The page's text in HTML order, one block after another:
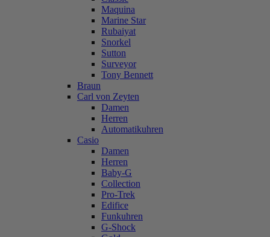
Maquina
Marine Star
Rubaiyat
Snorkel
Sutton
Surveyor
Tony Bennett
Braun
Carl von Zeyten
Damen
Herren
Automatikuhren
Casio
Damen
Herren
Baby-G
Collection
Pro-Trek
Edifice
Funkuhren
G-Shock